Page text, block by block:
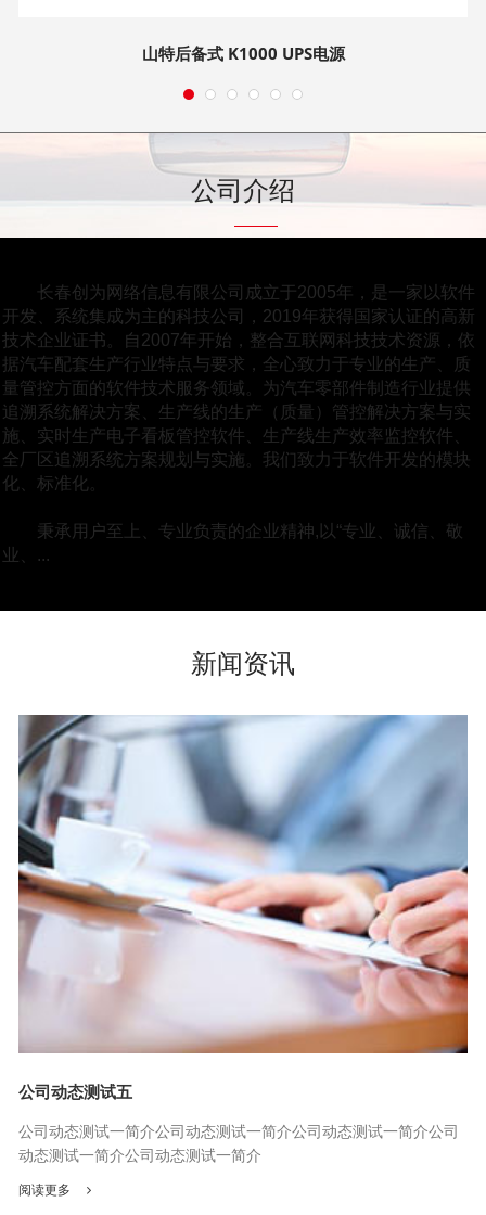
山特后备式 K1000 UPS电源
公司介绍
长春创为网络信息有限公司成立于2005年，是一家以软件
开发、系统集成为主的科技公司，2019年获得国家认证的高新
技术企业证书。自2007年开始，整合互联网科技技术资源，依
据汽车配套生产行业特点与要求，全心致力于专业的生产、质
量管控方面的软件技术服务领域。为汽车零部件制造行业提供
追溯系统解决方案、生产线的生产（质量）管控解决方案与实
施、实时生产电子看板管控软件、生产线生产效率监控软件、
全厂区追溯系统方案规划与实施。我们致力于软件开发的模块
化、标准化。
秉承用户至上、专业负责的企业精神,以“专业、诚信、敬
业、...
新闻资讯
公司动态测试五
公司动态测试一简介公司动态测试一简介公司动态测试一简介公司
动态测试一简介公司动态测试一简介
阅读更多